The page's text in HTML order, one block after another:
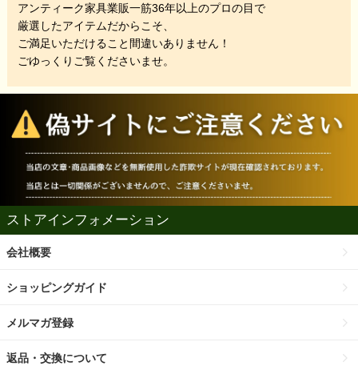
アンティーク家具業販一筋36年以上のプロの目で
厳選したアイテムだからこそ、
ご満足いただけること間違いありません！
ごゆっくりご覧くださいませ。
ストアインフォメーション
会社概要
ショッピングガイド
メルマガ登録
返品・交換について